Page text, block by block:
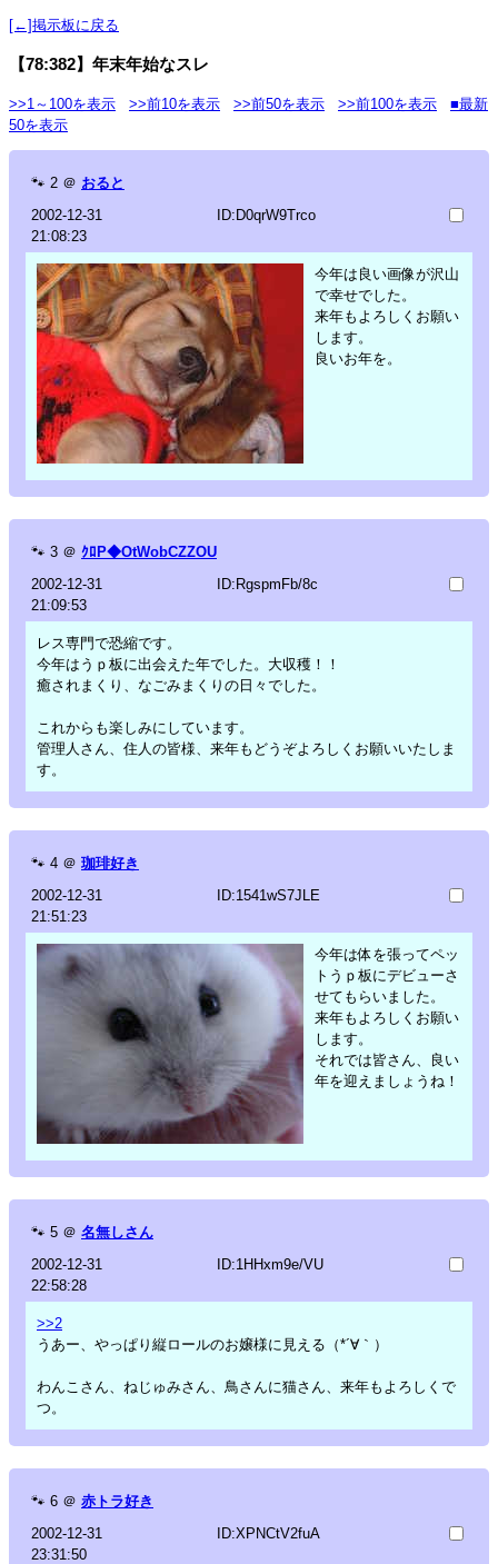
[←]掲示板に戻る
【78:382】年末年始なスレ
>>1～100を表示 >>前10を表示 >>前50を表示 >>前100を表示
■最新
50を表示
🐾 2 ＠ おると
2002-12-31
21:08:23
ID:D0qrW9Trco
今年は良い画像が沢山
で幸せでした。
来年もよろしくお願い
します。
良いお年を。
🐾 3 ＠ ｸﾛP◆OtWobCZZOU
2002-12-31
21:09:53
ID:RgspmFb/8c
レス専門で恐縮です。
今年はうｐ板に出会えた年でした。大収穫！！
癒されまくり、なごみまくりの日々でした。
これからも楽しみにしています。
管理人さん、住人の皆様、来年もどうぞよろしくお願いいたしま
す。
🐾 4 ＠ 珈琲好き
2002-12-31
21:51:23
ID:1541wS7JLE
今年は体を張ってペッ
トうｐ板にデビューさ
せてもらいました。
来年もよろしくお願い
します。
それでは皆さん、良い
年を迎えましょうね！
🐾 5 ＠ 名無しさん
2002-12-31
22:58:28
ID:1HHxm9e/VU
>>2
うあー、やっぱり縦ロールのお嬢様に見える（*´∀｀）
わんこさん、ねじゅみさん、鳥さんに猫さん、来年もよろしくで
つ。
🐾 6 ＠ 赤トラ好き
2002-12-31
23:31:50
ID:XPNCtV2fuA